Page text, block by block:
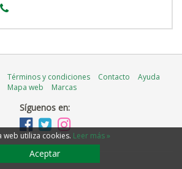
Términos y condiciones Contacto
Ayuda
Mapa web
Marcas
Síguenos en:
web utiliza cookies. Leer más »
Aceptar